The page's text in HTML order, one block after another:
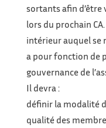
sortants afin
lors du prochain
intérieur auquel se
a pour fonction de
gouvernance de
Il devra :
définir la modalité
qualité des